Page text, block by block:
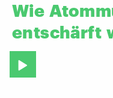
Wie
entschärft